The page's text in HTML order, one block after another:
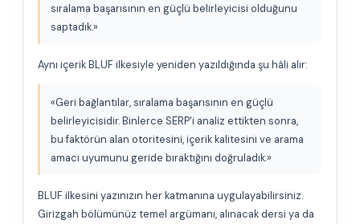
sıralama başarısının en güçlü belirleyicisi olduğunu
saptadık.»
Aynı içerik BLUF ilkesiyle yeniden yazıldığında şu hâli alır:
«Geri bağlantılar, sıralama başarısının en güçlü
belirleyicisidir. Binlerce SERP'i analiz ettikten sonra,
bu faktörün alan otoritesini, içerik kalitesini ve arama
amacı uyumunu geride bıraktığını doğruladık.»
BLUF ilkesini yazınızın her katmanına uygulayabilirsiniz.
Girizgah bölümünüz temel argümanı, alınacak dersi ya da